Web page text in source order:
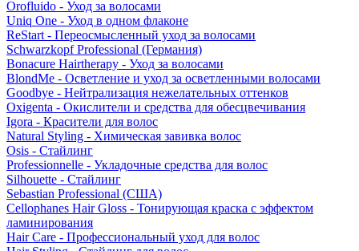
Orofluido - Уход за волосами
Uniq One - Уход в одном флаконе
ReStart - Переосмысленный уход за волосами
Schwarzkopf Professional (Германия)
Bonacure Hairtherapy - Уход за волосами
BlondMe - Осветление и уход за осветленными волосами
Goodbye - Нейтрализация нежелательных оттенков
Oxigenta - Окислители и средства для обесцвечивания
Igora - Красители для волос
Natural Styling - Химическая завивка волос
Osis - Стайлинг
Professionnelle - Укладочные средства для волос
Silhouette - Стайлинг
Sebastian Professional (США)
Cellophanes Hair Gloss - Тонирующая краска с эффектом
ламинирования
Hair Care - Профессиональный уход для волос